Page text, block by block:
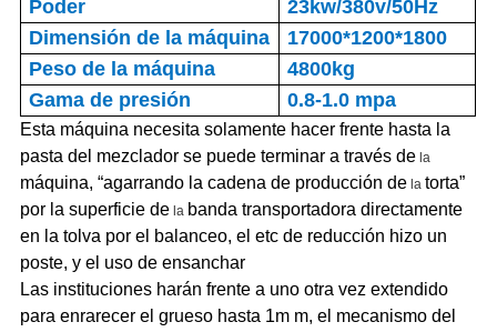
Poder
23kw/380v/50Hz
Dimensión de la máquina
17000*1200*1800
Peso de la máquina
4800kg
Gama de presión
0.8-1.0 mpa
Esta máquina necesita solamente hacer frente hasta la
pasta del mezclador se puede terminar a través dela
máquina, “agarrando la cadena de producción dela torta”
por la superficie dela banda transportadora directamente
en la tolva por el balanceo, el etc de reducción hizo un
poste, y el uso de ensanchar
Las instituciones harán frente a uno otra vez extendido
para enrarecer el grueso hasta 1m m, el mecanismo del